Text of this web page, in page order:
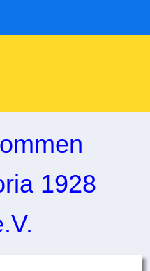
1928